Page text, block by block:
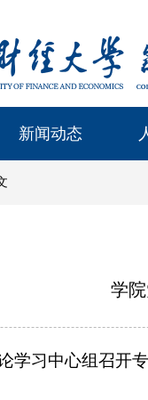
新闻动态
学
学习中心组召开